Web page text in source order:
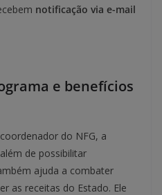
notificação via e-mail
e benefícios
do NFG, a
de possibilitar
ajuda a combater
as receitas do Estado. Ele